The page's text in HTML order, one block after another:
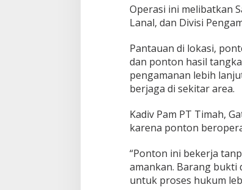
Operasi ini melibatkan
Lanal, dan Divisi
Pantauan di lokasi,
dan ponton hasil
pengamanan lebih
berjaga di sekitar area.
Kadiv Pam PT Timah,
karena ponton
“Ponton ini bekerja
amankan. Barang bukti
untuk proses hukum